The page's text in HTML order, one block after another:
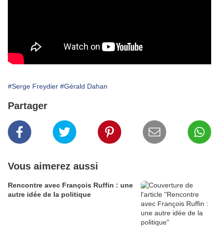
#Serge Freydier #Gérald Dahan
Partager
Vous aimerez aussi
Rencontre avec François Ruffin : une
autre idée de la politique